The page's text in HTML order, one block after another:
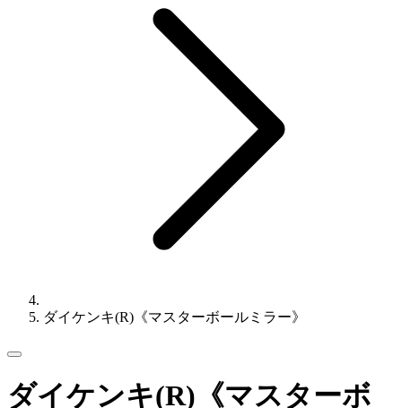
ダイケンキ(R)《マスターボールミラー》
ダイケンキ(R)《マスターボ